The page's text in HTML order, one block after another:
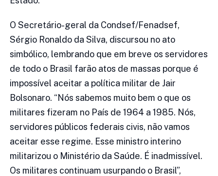
O Secretário-geral da Condsef/Fenadsef,
Sérgio Ronaldo da Silva, discursou no ato
simbólico, lembrando que em breve os servidores
de todo o Brasil farão atos de massas porque é
impossível aceitar a política militar de Jair
Bolsonaro. “Nós sabemos muito bem o que os
militares fizeram no País de 1964 a 1985. Nós,
servidores públicos federais civis, não vamos
aceitar esse regime. Esse ministro interino
militarizou o Ministério da Saúde. É inadmissível.
Os militares continuam usurpando o Brasil”,